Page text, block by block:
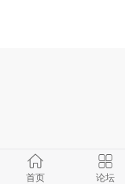
首页 论坛